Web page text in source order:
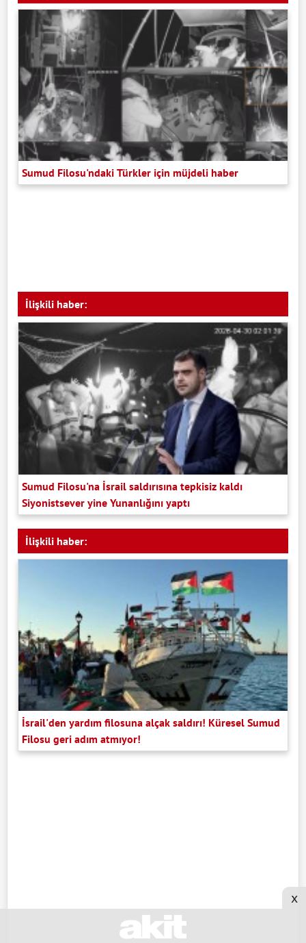
Sumud Filosu'ndaki Türkler için müjdeli haber
İlişkili haber:
Sumud Filosu'na İsrail saldırısına tepkisiz kaldı
Siyonistsever yine Yunanlığını yaptı
İlişkili haber:
İsrail'den yardım filosuna alçak saldırı! Küresel Sumud
Filosu geri adım atmıyor!
x